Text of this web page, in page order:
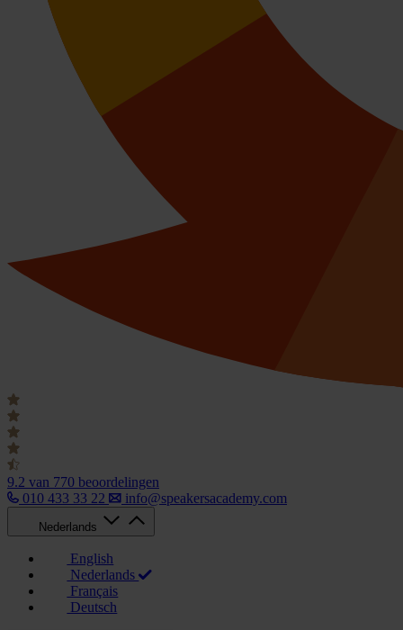
9.2 van 770 beoordelingen
010 433 33 22
info@speakersacademy.com
Nederlands
English
Nederlands
Français
Deutsch